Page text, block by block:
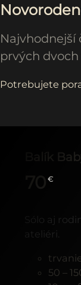
Najvhodnejší
prvých
Potrebujete
Balík
€
Sólo aj
ateliéri.
50 –